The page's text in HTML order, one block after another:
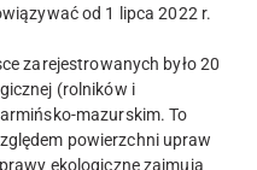
od 1 lipca 2022 r.
zarejestrowanych było 20
(rolników i
mazurskim. To
powierzchni upraw
ekologiczne zajmują